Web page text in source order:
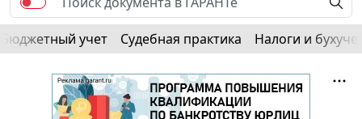
Бюджетный учет Судебная практика Налоги и